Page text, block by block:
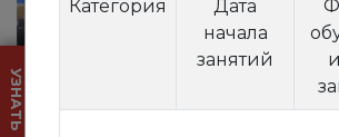
Категория
Дата
начала
занятий